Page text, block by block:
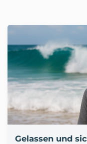
Gelassen und